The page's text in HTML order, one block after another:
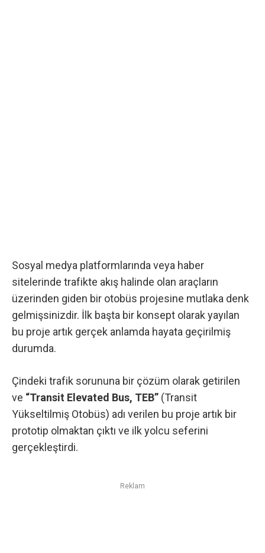
Sosyal medya platformlarında veya haber
sitelerinde trafikte akış halinde olan araçların
üzerinden giden bir otobüs projesine mutlaka denk
gelmişsinizdir. İlk başta bir konsept olarak yayılan
bu proje artık gerçek anlamda hayata geçirilmiş
durumda.
Çindeki trafik sorununa bir çözüm olarak getirilen
ve “Transit Elevated Bus, TEB” (Transit
Yükseltilmiş Otobüs) adı verilen bu proje artık bir
prototip olmaktan çıktı ve ilk yolcu seferini
gerçekleştirdi.
Reklam